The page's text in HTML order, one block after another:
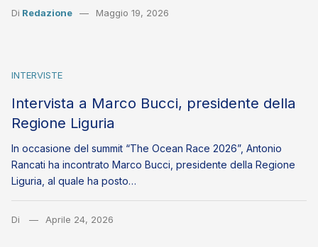
Di Redazione Maggio 19, 2026
INTERVISTE
Intervista a Marco Bucci, presidente della
Regione Liguria
In occasione del summit “The Ocean Race 2026”, Antonio
Rancati ha incontrato Marco Bucci, presidente della Regione
Liguria, al quale ha posto…
Di Aprile 24, 2026